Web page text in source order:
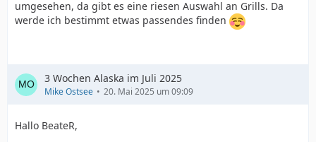
umgesehen, da gibt es eine riesen Auswahl an Grills. Da
werde ich bestimmt etwas passendes finden
3 Wochen Alaska im Juli 2025
Mike Ostsee 20. Mai 2025 um 09:09
Hallo BeateR,